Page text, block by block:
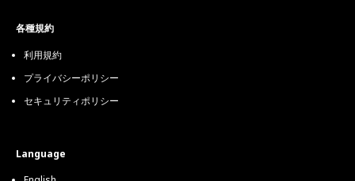
各種規約
利用規約
プライバシーポリシー
セキュリティポリシー
Language